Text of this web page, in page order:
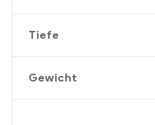
Tiefe
Gewicht